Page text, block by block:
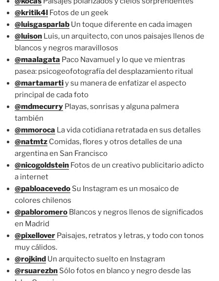
@kritik4l Fotos de un geek
@luisgasparlab Un toque diferente en cada imagen
@luison Luis, un arquitecto, con unos paisajes llenos de
blancos y negros maravillosos
@maalagata Paco Navamuel y lo que ve mientras
pasea: psicogeofotografía del desplazamiento ritual
@martamartiy su manera de enfatizar el aspecto
principal de cada foto
@mdmecurry Playas, sonrisas y alguna palmera
también
@mmoroca La vida cotidiana retratada en sus detalles
@natmtz Comidas, flores y otros detalles de una
argentina en San Francisco
@nicogoldstein Fotos de un creativo publicitario adicto
a internet
@pabloacevedo Su Instagram es un mosaico de
colores chilenos
@pabloromero Blancos y negros llenos de significados
en Madrid
@pixellover Paisajes, retratos y letras, y todo con tonos
muy cálidos.
@rojkind Un arquitecto suelto en Instagram
@rsuarezbn Sólo fotos en blanco y negro desde las